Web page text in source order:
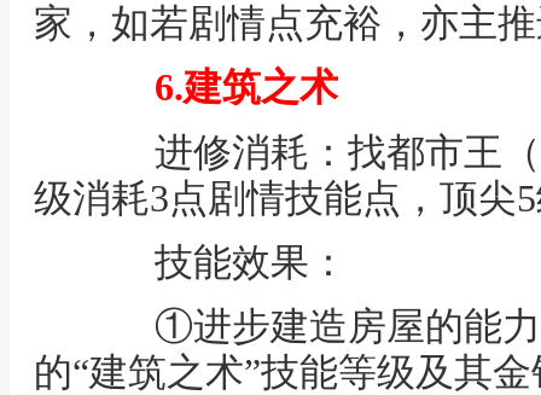
家，如若剧情点充裕，亦主
6.建筑之术
进修消耗：找都市王（
级消耗3点剧情技能点，顶尖
技能效果：
①进步建造房屋的能力
的“建筑之术”技能等级及其